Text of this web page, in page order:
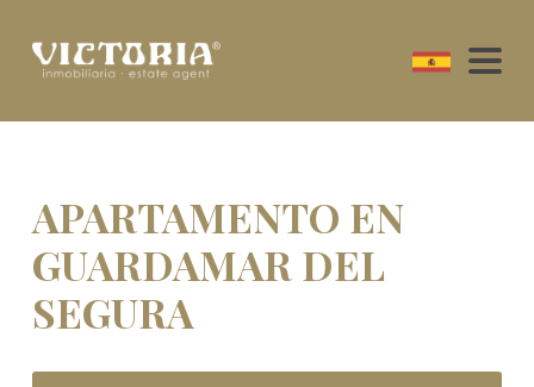
APARTAMENTO EN
GUARDAMAR DEL
SEGURA